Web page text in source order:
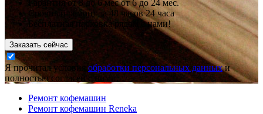
Гарантияот 3 до 6 месот 6 до 24 мес.
Срочный ремонт за 48 часов24 часа
Бесплатная парковка рядом с нами!
Заказать сейчас
Я прочитал условия обработки персональных данныхи
полностью согласен с ними.
Ремонт кофемашин
Ремонт кофемашин Reneka